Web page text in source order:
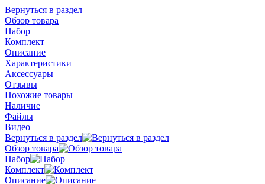
Вернуться в раздел
Обзор товара
Набор
Комплект
Описание
Характеристики
Аксессуары
Отзывы
Похожие товары
Наличие
Файлы
Видео
Вернуться в раздел
Обзор товара
Набор
Комплект
Описание